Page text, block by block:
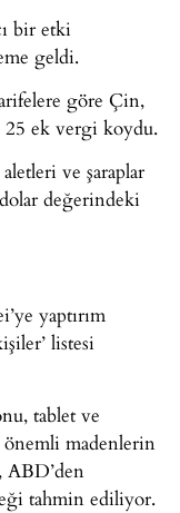
bir etki
geldi.
göre Çin,
25 ek vergi koydu.
ve şaraplar
değerindeki
yaptırım
listesi
tablet ve
önemli madenlerin
ABD’den
tahmin ediliyor.